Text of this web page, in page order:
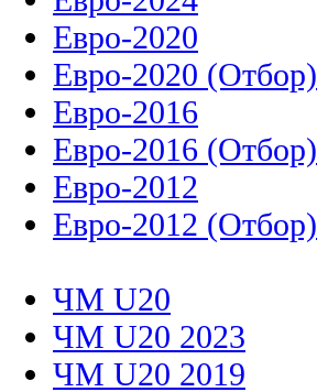
Евро-2020
Евро-2020 (Отбор)
Евро-2016
Евро-2016 (Отбор)
Евро-2012
Евро-2012 (Отбор)
ЧМ U20
ЧМ U20 2023
ЧМ U20 2019